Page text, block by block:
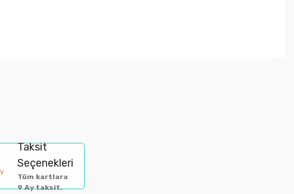
Taksit
Seçenekleri
Tüm kartlara
9 Ay taksit.